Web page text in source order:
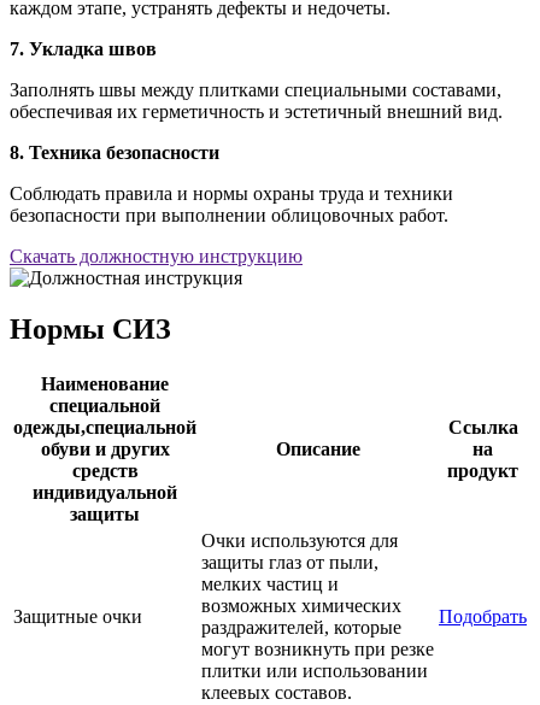
каждом этапе, устранять дефекты и недочеты.
7. Укладка швов
Заполнять швы между плитками специальными составами,
обеспечивая их герметичность и эстетичный внешний вид.
8. Техника безопасности
Соблюдать правила и нормы охраны труда и техники
безопасности при выполнении облицовочных работ.
Скачать должностную инструкцию
Нормы СИЗ
Наименование
специальной
одежды,специальной
обуви и других
средств
индивидуальной
защиты
Описание
Ссылка
на
продукт
Защитные очки
Очки используются для
защиты глаз от пыли,
мелких частиц и
возможных химических
раздражителей, которые
могут возникнуть при резке
плитки или использовании
клеевых составов.
Подобрать